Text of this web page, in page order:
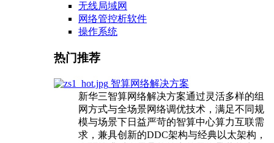
无线局域网
网络管控析软件
操作系统
热门推荐
智算网络解决方案
新华三智算网络解决方案通过灵活多样的组
网方式与全场景网络调优技术，满足不同规
模与场景下日益严苛的智算中心算力互联需
求，兼具创新的DDC架构与经典以太架构，